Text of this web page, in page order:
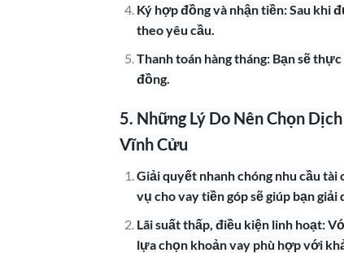
Ký hợp đồng và nhận tiền: Sau khi
theo yêu cầu.
Thanh toán hàng tháng: Bạn sẽ
đồng.
5. Những Lý Do Nên Chọn
Vĩnh Cửu
Giải quyết nhanh chóng nhu cầu tài
vụ cho vay tiền góp sẽ giúp bạn
Lãi suất thấp, điều kiện linh hoạt:
lựa chọn khoản vay phù hợp với